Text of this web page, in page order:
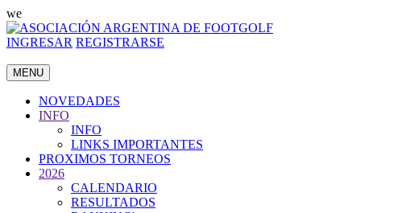
we
INGRESAR REGISTRARSE
MENU
NOVEDADES
INFO
INFO
LINKS IMPORTANTES
PROXIMOS TORNEOS
2026
CALENDARIO
RESULTADOS